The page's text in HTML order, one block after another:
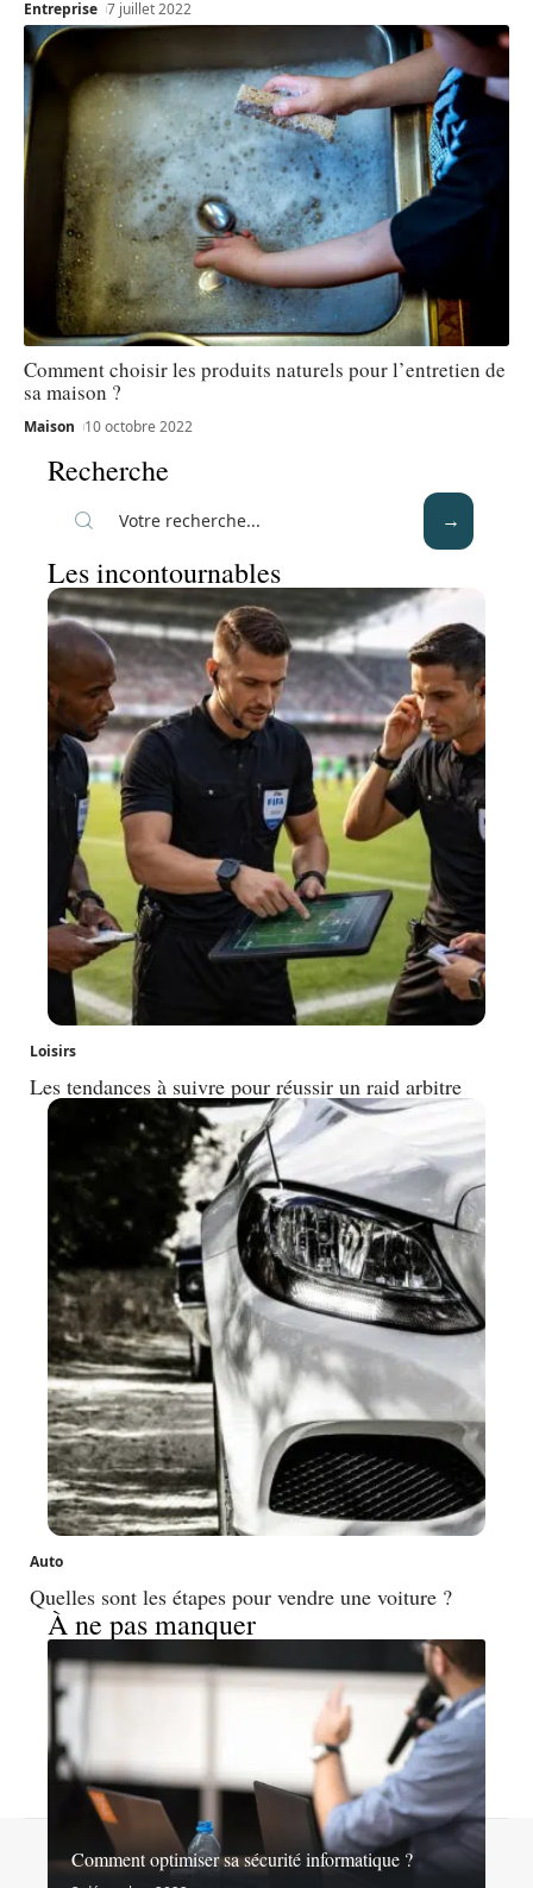
Entreprise 7 juillet 2022
Comment choisir les produits naturels pour l’entretien de
sa maison ?
Maison 10 octobre 2022
Recherche
Les incontournables
Loisirs
Les tendances à suivre pour réussir un raid arbitre
Auto
Quelles sont les étapes pour vendre une voiture ?
À ne pas manquer
Comment optimiser sa sécurité informatique ?
Mentions légales Sitemap